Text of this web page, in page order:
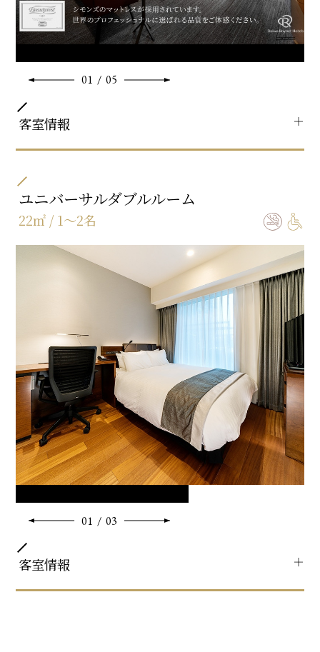
わり仕上げる)・SCALPモード(頭皮用)で頭皮を守り、しっと
りツヤのある美しい髪に仕上げます。
※ベビーベッド設置不可
※エキストラベッド：3名様利用時
共通客室設備・アメニティ
01 / 05
客室情報 ＋
部屋タイプ
ツイン / トリプル / フォース
110㎝×195㎝×2台
エキストラベッド 97㎝×180㎝×2台
バス・トイレ独立の完全セパレート
特徴
【ReFa美容アイテム】
・ReFa BEAUTECH DRYER PRO（ドライヤー）
MOISTモード(しっとり仕上げる)・VOLUME UPモード(ふん
わり仕上げる)・SCALPモード(頭皮用)で頭皮を守り、しっと
りツヤのある美しい髪に仕上げます。
※ベビーベッド設置可
※エキストラベッド：3名様利用時は1台、4名利用時は2台
※お部屋の中央の間仕切りで空間を二分できるセパレート
タイプ、ジュニアスイートならではの空間を存分にお楽しみ
ユニバーサルダブルルーム
22㎡ / 1～2名
客室情報 ＋